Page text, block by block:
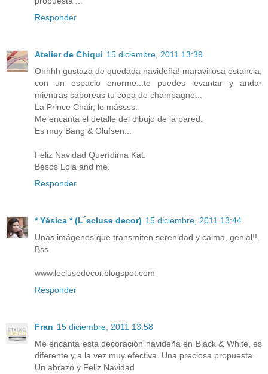
Responder
Atelier de Chiqui 15 diciembre, 2011 13:39
Ohhhh gustaza de quedada navideña! maravillosa estancia,
con un espacio enorme...te puedes levantar y andar
mientras saboreas tu copa de champagne...
La Prince Chair, lo mássss.
Me encanta el detalle del dibujo de la pared.
Es muy Bang & Olufsen...
Feliz Navidad Querídima Kat.
Besos Lola and me.
Responder
* Yésica * (L´ecluse decor) 15 diciembre, 2011 13:44
Unas imágenes que transmiten serenidad y calma, genial!!.
Bss
www.leclusedecor.blogspot.com
Responder
Fran 15 diciembre, 2011 13:58
Me encanta esta decoración navideña en Black & White, es
diferente y a la vez muy efectiva. Una preciosa propuesta.
Un abrazo y Feliz Navidad